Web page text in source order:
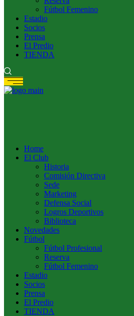
Fútbol Femenino
Estadio
Socios
Prensa
El Predio
TIENDA
Home
El Club
Historia
Comisión Directiva
Sede
Marketing
Defensa Social
Logros Deportivos
Biblioteca
Novedades
Fútbol
Fútbol Profesional
Reserva
Fútbol Femenino
Estadio
Socios
Prensa
El Predio
TIENDA